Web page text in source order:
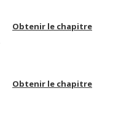
Obtenir le chapitre
Obtenir le chapitre